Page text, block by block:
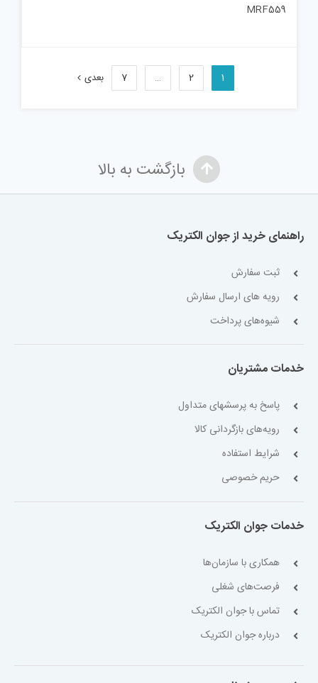
MRF559
1
2
…
7 بعدی
بازگشت به بالا
راهنمای خرید از جوان الکتریک
ثبت سفارش
رویه های ارسال سفارش
شیوه‌های پرداخت
خدمات مشتریان
پاسخ به پرسشهای متداول
رویه‌های بازگردانی کالا
شرایط استفاده
حریم خصوصی
خدمات جوان الکتریک
همکاری با سازمان‌ها
فرصت‌های شغلی
تماس با جوان الکتریک
درباره جوان الکتریک